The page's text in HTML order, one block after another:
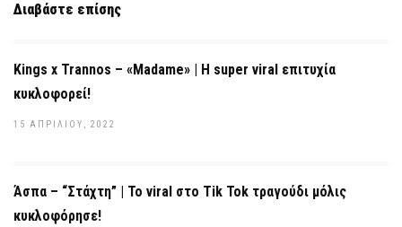
Διαβάστε επίσης
Κings x Trannos – «Madame» | Η super viral επιτυχία
κυκλοφορεί!
15 ΑΠΡΙΛΊΟΥ, 2022
Άσπα – “Στάχτη” | To viral στο Tik Tok τραγούδι μόλις
κυκλοφόρησε!